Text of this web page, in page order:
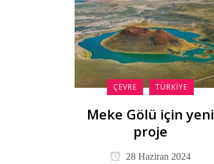
ÇEVRE TÜRKIYE
Meke Gölü için yeni
proje
28 Haziran 2024